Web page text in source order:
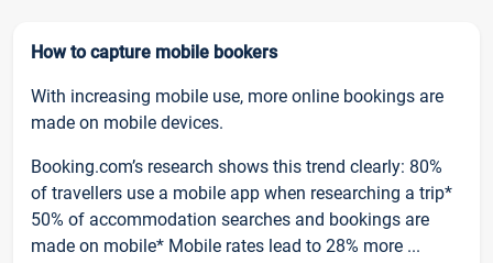
How to capture mobile bookers
With increasing mobile use, more online bookings are
made on mobile devices.
Booking.com’s research shows this trend clearly: 80%
of travellers use a mobile app when researching a trip*
50% of accommodation searches and bookings are
made on mobile* Mobile rates lead to 28% more ...